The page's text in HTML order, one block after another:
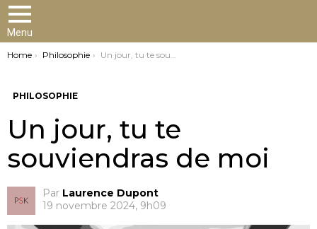
Menu
You are here:
Home Philosophie Un jour, tu te souviendras de moi
PHILOSOPHIE
Un jour, tu te
souviendras de moi
Par Laurence Dupont
19 novembre 2024, 9h09